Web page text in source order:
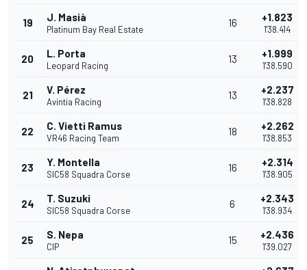
19 J. Masià
Platinum Bay Real Estate
16 +1.823
1'38.414
20 L. Porta
Leopard Racing
13 +1.999
1'38.590
21 V. Pérez
Avintia Racing
13 +2.237
1'38.828
22 C. Vietti Ramus
VR46 Racing Team
18 +2.262
1'38.853
23 Y. Montella
SIC58 Squadra Corse
16 +2.314
1'38.905
24 T. Suzuki
SIC58 Squadra Corse
6 +2.343
1'38.934
25 S. Nepa
CIP
15 +2.436
1'39.027